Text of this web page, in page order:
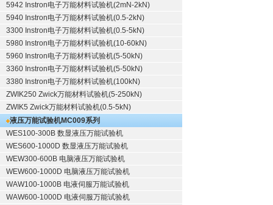
5942 Instron电子万能材料试验机(2mN-2kN)
5940 Instron电子万能材料试验机(0.5-2kN)
3300 Instron电子万能材料试验机(0.5-5kN)
5980 Instron电子万能材料试验机(10-60kN)
5960 Instron电子万能材料试验机(5-50kN)
3360 Instron电子万能材料试验机(5-50kN)
3380 Instron电子万能材料试验机(100kN)
ZWIK250 Zwick万能材料试验机(5-250kN)
ZWIK5 Zwick万能材料试验机(0.5-5kN)
液压万能试验机MC009系列
WES100-300B 数显液压万能试验机
WES600-1000D 数显液压万能试验机
WEW300-600B 电脑液压万能试验机
WEW600-1000D 电脑液压万能试验机
WAW100-1000B 电液伺服万能试验机
WAW600-1000D 电液伺服万能试验机